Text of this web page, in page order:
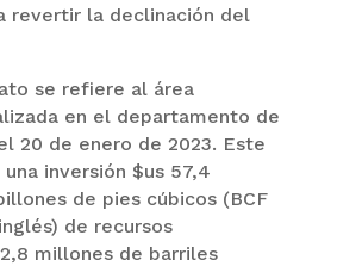
revertir la declinación del
se refiere al área
en el departamento de
20 de enero de 2023. Este
inversión $us 57,4
de pies cúbicos (BCF
de recursos
millones de barriles